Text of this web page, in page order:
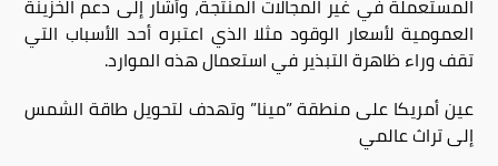
المستعملة في غير المجالات المنتجة، وأشار إلى دعم الخزينة
العمومية لأسعار الوقود مثلا الذي اعتبره أحد الأسباب التي
تقف وراء ظاهرة التبذير في استعمال هذه الموارد.
عين أمريكا على منطقة ”مينا” وتهدف لتحويل طاقة الشمس
إلى تراث عالمي